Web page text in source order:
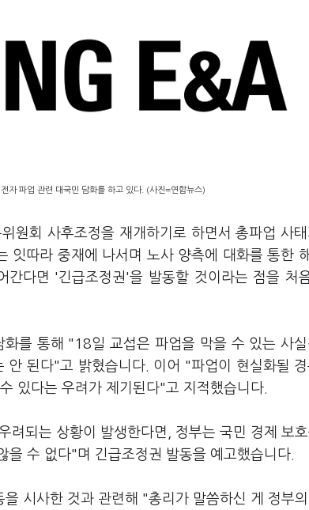
자 파업 관련 대국민 담화를 하고 있다. (사진=연합뉴스)
원회 사후조정을 재개하기로 하면서 총파업 사
잇따라 중재에 나서며 노사 양측에 대화를 통한
간다면 '긴급조정권'을 발동할 것이라는 점을 처
를 통해 "18일 교섭은 파업을 막을 수 있는 사
된다"고 밝혔습니다. 이어 "파업이 현실화될 경
있다는 우려가 제기된다"고 지적했습니다.
되는 상황이 발생한다면, 정부는 국민 경제 보호
수 없다"며 긴급조정권 발동을 예고했습니다.
시사한 것과 관련해 "총리가 말씀하신 게 정부의